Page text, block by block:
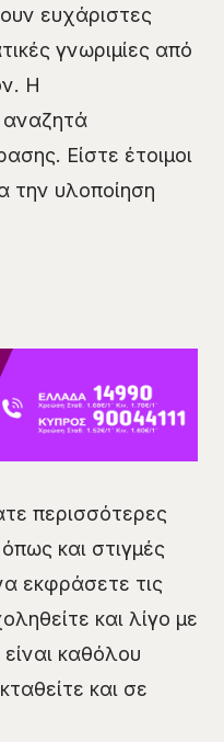
ευχάριστες
γνωριμίες από
Η
αναζητά
Είστε έτοιμοι
την υλοποίηση
περισσότερες
και στιγμές
εκφράσετε τις
και λίγο με
καθόλου
και σε